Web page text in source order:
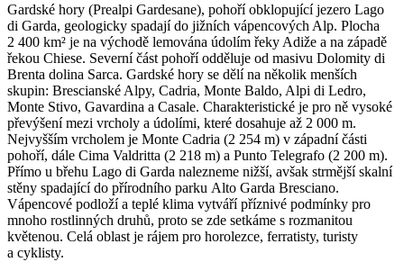
Gardské hory (Prealpi Gardesane), pohoří obklopující jezero Lago
di Garda, geologicky spadají do jižních vápencových Alp. Plocha
2 400 km² je na východě lemována údolím řeky Adiže a na západě
řekou Chiese. Severní část pohoří odděluje od masivu Dolomity di
Brenta dolina Sarca. Gardské hory se dělí na několik menších
skupin: Brescianské Alpy, Cadria, Monte Baldo, Alpi di Ledro,
Monte Stivo, Gavardina a Casale. Charakteristické je pro ně vysoké
převýšení mezi vrcholy a údolími, které dosahuje až 2 000 m.
Nejvyšším vrcholem je Monte Cadria (2 254 m) v západní části
pohoří, dále Cima Valdritta (2 218 m) a Punto Telegrafo (2 200 m).
Přímo u břehu Lago di Garda nalezneme nižší, avšak strmější skalní
stěny spadající do přírodního parku Alto Garda Bresciano.
Vápencové podloží a teplé klima vytváří příznivé podmínky pro
mnoho rostlinných druhů, proto se zde setkáme s rozmanitou
květenou. Celá oblast je rájem pro horolezce, ferratisty, turisty
a cyklisty.